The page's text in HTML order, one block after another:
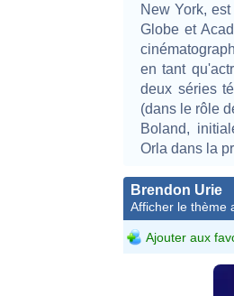
New York,
Globe et
en tant
deux séries
(dans le rôle
Boland,
Orla dans la
Brendon Urie
Afficher le thème
Ajouter aux